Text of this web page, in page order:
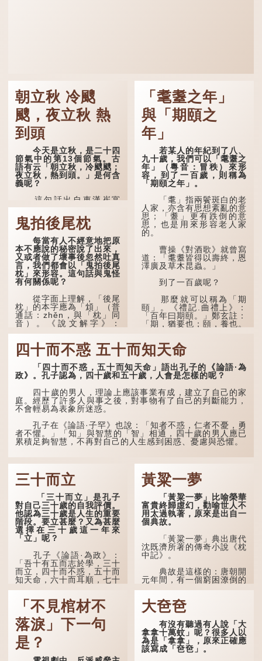
朝立秋 冷颼
颼，夜立秋 熱
到頭
今天是立秋，是二十四
節氣中的第13個節氣。古
語有云「朝立秋，冷颼颼；
夜立秋，熱到頭。」是何含
義呢？
這句話出自東漢崔寔
《四民月令》：「朝立秋，
冷颼颼；夜立秋，熱到
頭」。到了清代，顧祿在
《清嘉錄》中記錄蘇州風俗
時，也引用了這句諺語。不
過當地百姓的口頭說法是
「朝立秋，渹颼颼；夜立
秋，熱吽吽」。雖然用字略
有不同，但意思完全一致。
準呢？它反映了古人的一種
樸素觀察：如果立秋的精
確...
鬼拍後尾枕
每當有人不經意地把原
本不應說的秘密說了出來，
又或者做了壞事後忽然吐真
言，我們都會以「鬼拍後尾
枕」來形容。這句話與鬼怪
有何關係呢？
從字面上理解，「後尾
枕」的本字應為「䪴」（普
通話：zhěn，與「枕」同
音）。《說文解字》：
民間流傳有一種說法，
人會將一些不欲為人所知的
記憶藏於頸後之處。如果忽
然吐真言，就好像被不明東
西（如鬼魂）在後腦拍了一
下，藏在腦中的秘密便脫口
而出。因此「鬼拍...
「耄耋之年」
與「期頤之
年」
若某人的年紀到了八、
九十歲，我們可以「耄耋之
年」（粵音：冒秩）來形
容，到了一百歲，則稱為
「期頤之年」。
「耄」指兩鬢斑白的老
人家，亦含有思想紊亂的意
思；「耋」更有跌倒的意
思，也是用來形容老人家
的。
曹操《對酒歌》就曾寫
道：「耄耋皆得以壽終，恩
澤廣及草木昆蟲。」
到了一百歲呢？
那麼就可以稱為「期
頤」。《禮記.曲禮上》：
「百年曰期頤。」鄭玄註：
「期，猶要也；頤，養也。
四十而不惑 五十而知天命
「四十而不惑，五十而知天命」語出孔子的《論語·為
政》。孔子認為，四十歲和五十歲，人會是怎樣的呢？
四十歲的男人，理論上應該事業有成，建立了自己的家
庭。經歷了許多人與事之後，對事物有了自己的判斷能力，
不會輕易為表象所迷惑。
孔子在《論語·子罕》也說：「知者不惑，仁者不憂，勇
者不懼。」「知」與智慧的「智」相通，四十歲的男人應已
累積足夠智慧，不再對自己的人生感到困惑、憂慮與恐懼。
三十而立
「三十而立」是孔子
對自己三十歲的自我評價。
他認為三十歲是人生的重要
階段。要立甚麼？又為甚麼
選擇在三十歲這一年來
「立」呢？
孔子《論語·為政》：
「吾十有五而志於學，三十
而立，四十而不惑，五十而
知天命，六十而耳順，七十
在古代，男子一般於
二十歲進行冠禮，冠禮完
成後便是成人，但由於未
達壯年，所以又稱「弱
冠」。《禮記·曲禮》明確
記載：「人生十年曰幼，
學；二十曰弱，冠；三十曰
黃粱一夢
「黃粱一夢」比喻榮華
富貴終歸虛幻，勸喻世人不
用太過執著，原來是出自一
個典故。
「黃粱一夢」典出唐代
沈既濟所著的傳奇小說《枕
中記》。
典故是這樣的：唐朝開
元年間，有一個窮困潦倒的
盧姓書生，在上京赴考的途
中經過一間旅店休息，碰巧
遇到一位呂姓道士，兩人暢
談甚歡。
言談間，盧姓書生感慨
自己雖貴為讀書人，但一直
未能考取功名，仍然貧困，
感到十分落泊。於是，道士
「不見棺材不
落淚」下一句
是？
大夿夿
有沒有聽過有人說「大
拿拿十萬蚊」呢？很多人以
為是「拿拿」，原來正確應
該寫成「夿夿」。